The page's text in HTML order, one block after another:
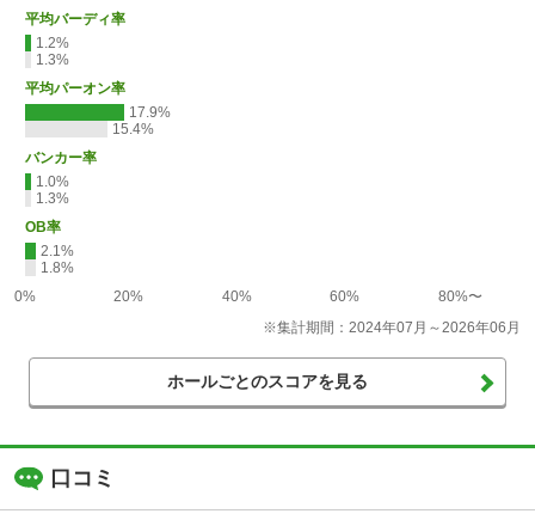
平均バーディ率
1.2%
1.3%
平均パーオン率
17.9%
15.4%
バンカー率
1.0%
1.3%
OB率
2.1%
1.8%
0%
20% 40% 60%
80%〜
※集計期間：2024年07月～2026年06月
ホールごとのスコアを見る
口コミ